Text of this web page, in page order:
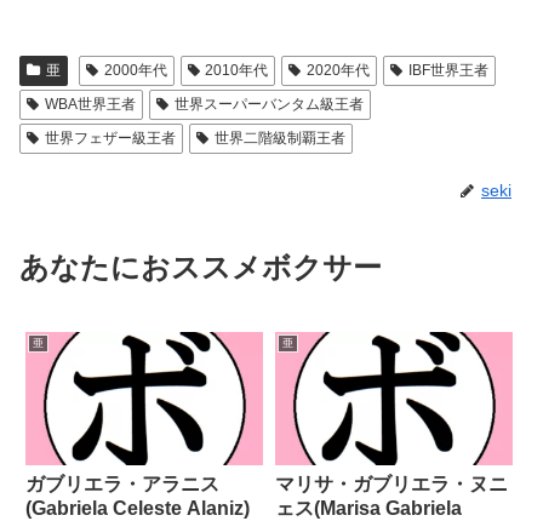
亜 2000年代 2010年代 2020年代
IBF世界王者
WBA世界王者
世界スーパーバンタム級王者
世界フェザー級王者
世界二階級制覇王者
seki
あなたにおススメボクサー
亜
ガブリエラ・アラニス
(Gabriela Celeste Alaniz)
亜
マリサ・ガブリエラ・ヌニ
ェス(Marisa Gabriela